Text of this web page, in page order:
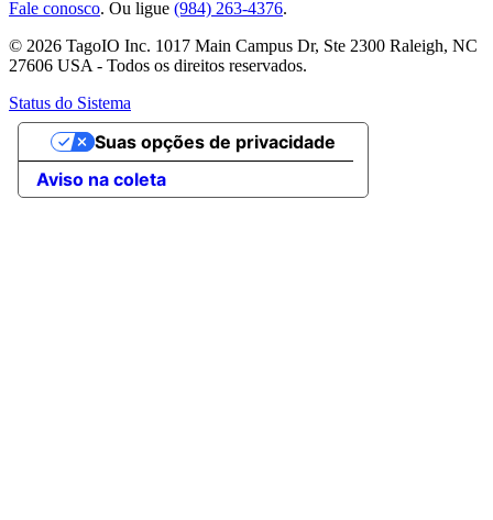
Fale conosco. Ou ligue (984) 263-4376.
© 2026 TagoIO Inc. 1017 Main Campus Dr, Ste 2300 Raleigh, NC
27606 USA - Todos os direitos reservados.
Status do Sistema
Aviso na coleta
Suas opções de privacidade